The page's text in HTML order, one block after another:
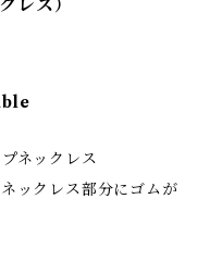
レス）
ネックレス
ックレス部分にゴムが